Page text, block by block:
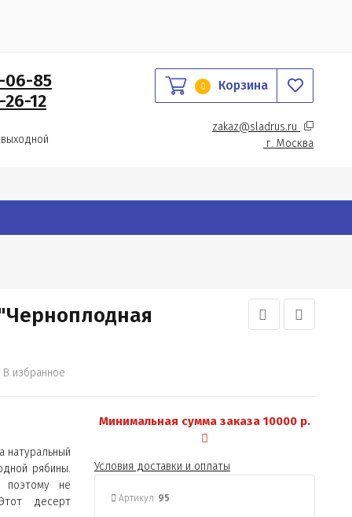
06-85
12
0 Корзина
zakaz@sladrus.ru
г. Москва
В избранное
натуральный
рябины.
поэтому не
десерт
Минимальная сумма заказа 10000 р.
Условия доставки и оплаты
Артикул: 95